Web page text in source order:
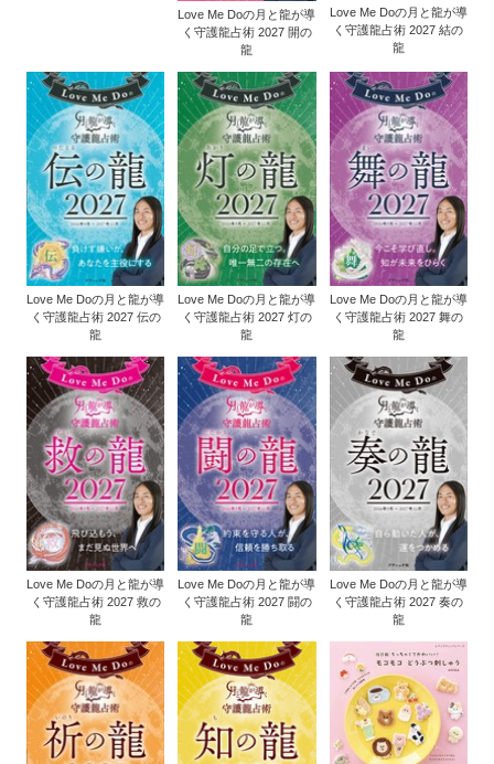
Love Me Doの月と龍が導
く守護龍占術 2027 開の
龍
Love Me Doの月と龍が導
く守護龍占術 2027 結の
龍
Love Me Doの月と龍が導
く守護龍占術 2027 伝の
龍
Love Me Doの月と龍が導
く守護龍占術 2027 灯の
龍
Love Me Doの月と龍が導
く守護龍占術 2027 舞の
龍
Love Me Doの月と龍が導
く守護龍占術 2027 救の
龍
Love Me Doの月と龍が導
く守護龍占術 2027 闘の
龍
Love Me Doの月と龍が導
く守護龍占術 2027 奏の
龍